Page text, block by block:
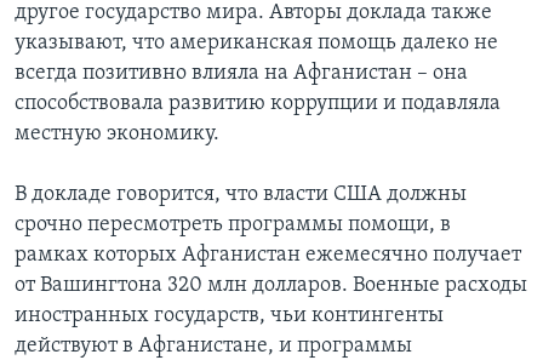
другое государство мира. Авторы доклада также
указывают, что американская помощь далеко не
всегда позитивно влияла на Афганистан – она
способствовала развитию коррупции и подавляла
местную экономику.
В докладе говорится, что власти США должны
срочно пересмотреть программы помощи, в
рамках которых Афганистан ежемесячно получает
от Вашингтона 320 млн долларов. Военные расходы
иностранных государств, чьи контингенты
действуют в Афганистане, и программы